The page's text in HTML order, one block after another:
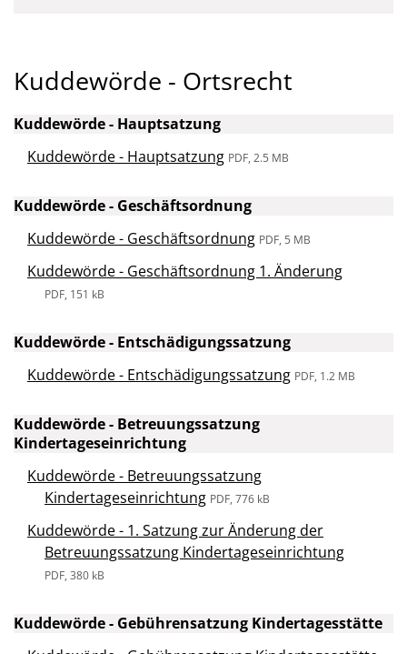
Kuddewörde - Ortsrecht
Kuddewörde - Hauptsatzung
Kuddewörde - Hauptsatzung PDF, 2.5 MB
Kuddewörde - Geschäftsordnung
Kuddewörde - Geschäftsordnung PDF, 5 MB
Kuddewörde - Geschäftsordnung 1. Änderung
PDF, 151 kB
Kuddewörde - Entschädigungssatzung
Kuddewörde - Entschädigungssatzung PDF, 1.2 MB
Kuddewörde - Betreuungssatzung
Kindertageseinrichtung
Kuddewörde - Betreuungssatzung
Kindertageseinrichtung PDF, 776 kB
Kuddewörde - 1. Satzung zur Änderung der
Betreuungssatzung Kindertageseinrichtung
PDF, 380 kB
Kuddewörde - Gebührensatzung Kindertagesstätte